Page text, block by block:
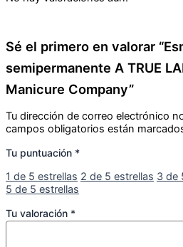
semipermanente A TRUE
Manicure Company”
campos obligatorios están
5 de 5 estrellas